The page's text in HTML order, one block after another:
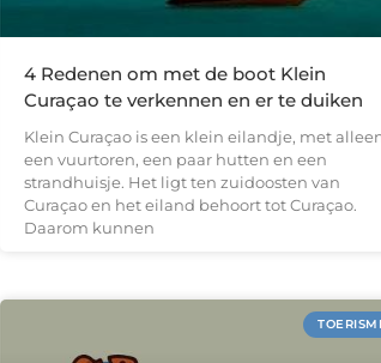
4 Redenen om met de boot Klein
Curaçao te verkennen en er te duiken
Klein Curaçao is een klein eilandje, met
een vuurtoren, een paar hutten en een
strandhuisje. Het ligt ten zuidoosten van
Curaçao en het eiland behoort tot Curaçao.
Daarom kunnen